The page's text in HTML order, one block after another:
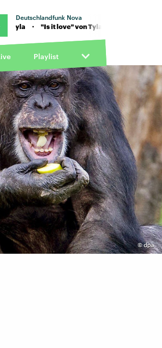
Deutschlandfunk Nova
love" von Tyla
Playlist
©dpa